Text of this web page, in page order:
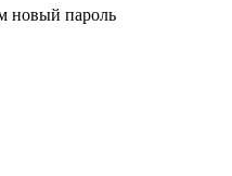
новый пароль